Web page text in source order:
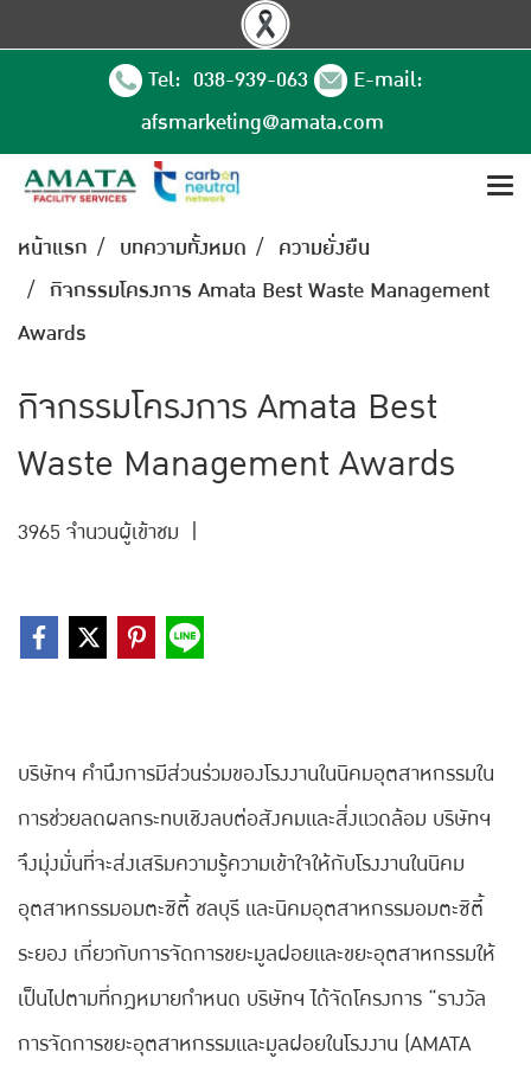
Tel: 038-939-063
E-mail:
afsmarketing@amata.com
หน้าแรก บทความทั้งหมด
ความยั่งยืน
กิจกรรมโครงการ Amata Best Waste Management
Awards
กิจกรรมโครงการ Amata Best
Waste Management Awards
3965 จำนวนผู้เข้าชม |
บริษัทฯ คำนึงการมีส่วนร่วมของโรงงานในนิคมอุตสาหกรรมใน
การช่วยลดผลกระทบเชิงลบต่อสังคมและสิ่งแวดล้อม บริษัทฯ
จึงมุ่งมั่นที่จะส่งเสริมความรู้ความเข้าใจให้กับโรงงานในนิคม
อุตสาหกรรมอมตะซิตี้ ชลบุรี และนิคมอุตสาหกรรมอมตะซิตี้
ระยอง เกี่ยวกับการจัดการขยะมูลฝอยและขยะอุตสาหกรรมให้
เป็นไปตามที่กฎหมายกำหนด บริษัทฯ ได้จัดโครงการ “รางวัล
การจัดการขยะอุตสาหกรรมและมูลฝอยในโรงงาน (AMATA